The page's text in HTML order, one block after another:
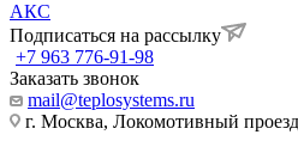
АКС
Подписаться на рассылку
+7 963 776-91-98
Заказать звонок
mail@teplosystems.ru
г. Москва, Локомотивный